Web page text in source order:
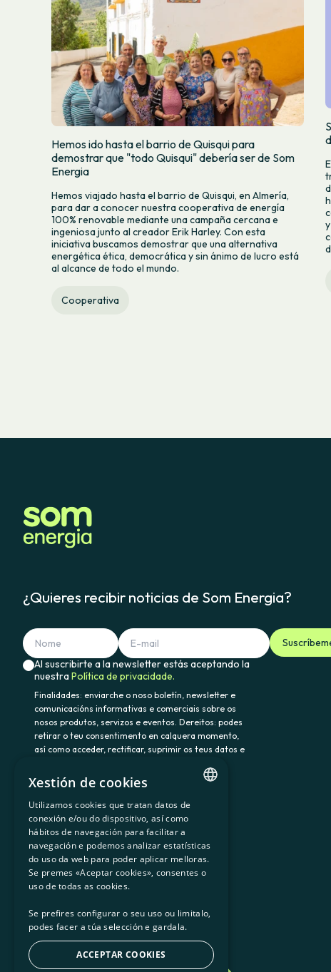
Hemos ido hasta el barrio de Quisqui para
demostrar que "todo Quisqui" debería ser de Som
Energia
Hemos viajado hasta el barrio de Quisqui, en Almería,
para dar a conocer nuestra cooperativa de energía
100% renovable mediante una campaña cercana e
ingeniosa junto al creador Erik Harley. Con esta
iniciativa buscamos demostrar que una alternativa
energética ética, democrática y sin ánimo de lucro está
al alcance de todo el mundo.
Cooperativa
¿Quieres recibir noticias de Som Energia?
Al suscribirte a la newsletter estás aceptando la
nuestraPolítica de privacidade.
Finalidades: enviarche o noso boletín, newsletter e
comunicacións informativas e comerciais sobre os
nosos produtos, servizos e eventos. Dereitos: podes
retirar o teu consentimento en calquera momento,
así como acceder, rectificar, suprimir os teus datos e
datos.com. Información adicional:
Política de
privacidade.
900 103 605
CATALAN
SPANISH
GL
Xestión de cookies
Utilizamos cookies que tratan datos de
conexión e/ou do dispositivo, así como
hábitos de navegación para facilitar a
navegación e podemos analizar estatísticas
do uso da web para poder aplicar melloras.
Se premes «Aceptar cookies», consentes o
uso de todas as cookies.
Se prefires configurar o seu uso ou limitalo,
podes facer a túa selección e gardala.
ACCEPTAR COOKIES